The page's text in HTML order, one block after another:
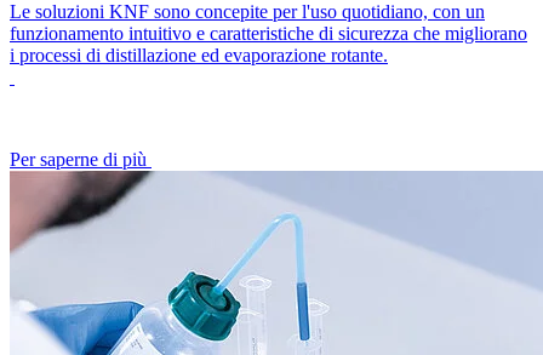
Le soluzioni KNF sono concepite per l'uso quotidiano, con un
funzionamento intuitivo e caratteristiche di sicurezza che migliorano
i processi di distillazione ed evaporazione rotante.
Per saperne di più